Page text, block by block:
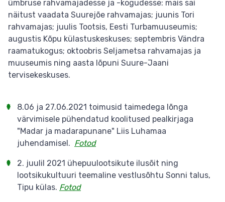
ümbruse rahvamajadesse ja -kogudesse: mais sai
näitust vaadata Suurejõe rahvamajas; juunis Tori
rahvamajas; juulis Tootsis, Eesti Turbamuuseumis;
augustis Kõpu külastuskeskuses; septembris Vändra
raamatukogus; oktoobris Seljametsa rahvamajas ja
muuseumis ning aasta lõpuni Suure-Jaani
tervisekeskuses.
8.06 ja 27.06.2021 toimusid taimedega lõnga
värvimisele pühendatud koolitused pealkirjaga
"Madar ja madarapunane" Liis Luhamaa
juhendamisel. Fotod
2. juulil 2021 ühepuulootsikute ilusõit ning
lootsikukultuuri teemaline vestlusõhtu Sonni talus,
Tipu külas. Fotod